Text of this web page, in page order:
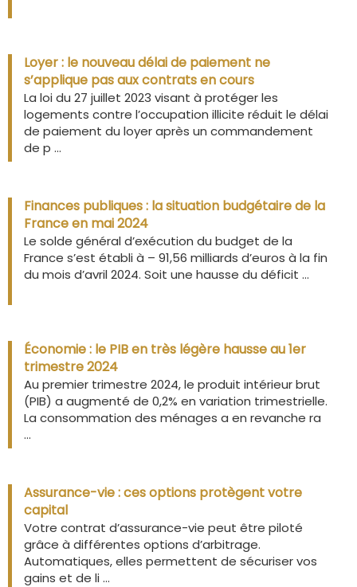
Loyer : le nouveau délai de paiement ne
s’applique pas aux contrats en cours
La loi du 27 juillet 2023 visant à protéger les
logements contre l’occupation illicite réduit le délai
de paiement du loyer après un commandement
de p ...
Finances publiques : la situation budgétaire de la
France en mai 2024
Le solde général d’exécution du budget de la
France s’est établi à – 91,56 milliards d’euros à la fin
du mois d’avril 2024. Soit une hausse du déficit ...
Économie : le PIB en très légère hausse au 1er
trimestre 2024
Au premier trimestre 2024, le produit intérieur brut
(PIB) a augmenté de 0,2% en variation trimestrielle.
La consommation des ménages a en revanche ra
...
Assurance-vie : ces options protègent votre
capital
Votre contrat d’assurance-vie peut être piloté
grâce à différentes options d’arbitrage.
Automatiques, elles permettent de sécuriser vos
gains et de li ...